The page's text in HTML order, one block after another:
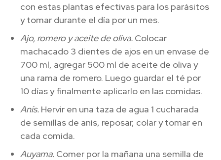
con estas plantas efectivas para los parásitos
y tomar durante el día por un mes.
Ajo, romero y aceite de oliva. Colocar
machacado 3 dientes de ajos en un envase de
700 ml, agregar 500 ml de aceite de oliva y
una rama de romero. Luego guardar el té por
10 días y finalmente aplicarlo en las comidas.
Anís. Hervir en una taza de agua 1 cucharada
de semillas de anís, reposar, colar y tomar en
cada comida.
Auyama. Comer por la mañana una semilla de